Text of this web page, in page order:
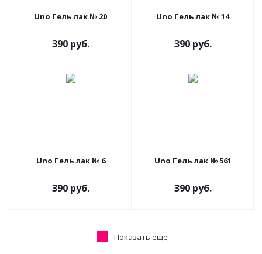
Uno Гель лак № 20
390 руб.
Uno Гель лак № 14
390 руб.
Uno Гель лак № 6
390 руб.
Uno Гель лак № 561
390 руб.
Показать еще